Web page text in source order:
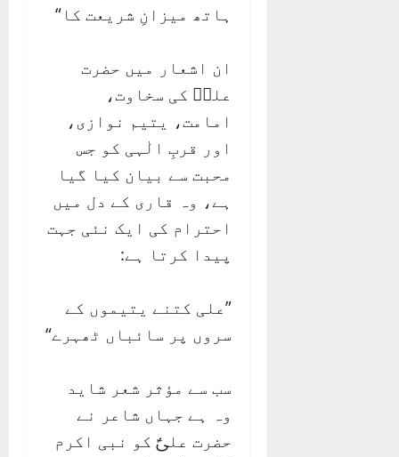
ہاتھ میزانِ شریعت کا“
ان اشعار میں حضرت
علیؑ کی سخاوت،
امامت، یتیم نوازی،
اور قربِ الٰہی کو جس
محبت سے بیان کیا گیا
ہے، وہ قاری کے دل میں
احترام کی ایک نئی جہت
پیدا کرتا ہے:
”علی کتنے یتیموں کے
سروں پر سائباں ٹھہرے“
سب سے مؤثر شعر شاید
وہ ہے جہاں شاعر نے
حضرت علیؑ کو نبی اکرم